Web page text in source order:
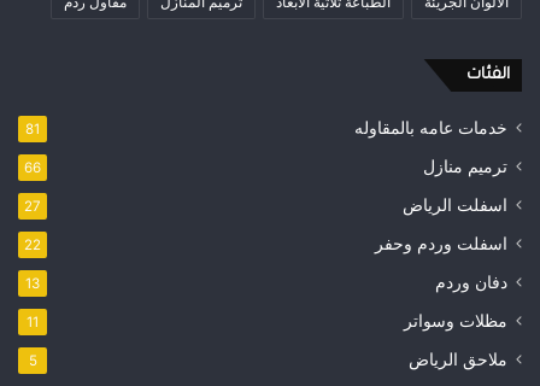
الفئات
خدمات عامه بالمقاوله 81
ترميم منازل 66
اسفلت الرياض 27
اسفلت وردم وحفر 22
دفان وردم 13
مظلات وسواتر 11
ملاحق الرياض 5